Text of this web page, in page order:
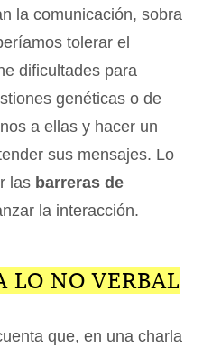
la comunicación, sobra
tolerar el
dificultades para
genéticas o de
a ellas y hacer un
sus mensajes. Lo
las barreras de
la interacción.
LO NO VERBAL
que, en una charla